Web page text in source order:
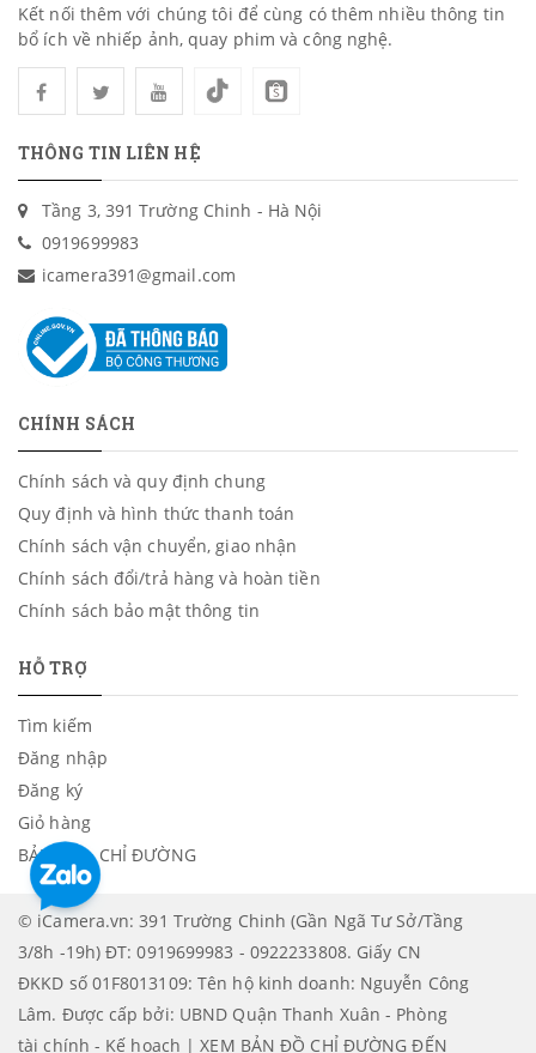
Kết nối thêm với chúng tôi để cùng có thêm nhiều thông tin
bổ ích về nhiếp ảnh, quay phim và công nghệ.
THÔNG TIN LIÊN HỆ
Tầng 3, 391 Trường Chinh - Hà Nội
0919699983
icamera391@gmail.com
CHÍNH SÁCH
Chính sách và quy định chung
Quy định và hình thức thanh toán
Chính sách vận chuyển, giao nhận
Chính sách đổi/trả hàng và hoàn tiền
Chính sách bảo mật thông tin
HỖ TRỢ
Tìm kiếm
Đăng nhập
Đăng ký
Giỏ hàng
BẢN ĐỒ - CHỈ ĐƯỜNG
© iCamera.vn: 391 Trường Chinh (Gần Ngã Tư Sở/Tầng
3/8h -19h) ĐT: 0919699983 - 0922233808. Giấy CN
ĐKKD số 01F8013109: Tên hộ kinh doanh: Nguyễn Công
Lâm. Được cấp bởi: UBND Quận Thanh Xuân - Phòng
tài chính - Kế hoạch | XEM BẢN ĐỒ CHỈ ĐƯỜNG ĐẾN